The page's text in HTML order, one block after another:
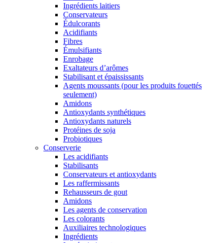
Ingrédients laitiers
Conservateurs
Édulcorants
Acidifiants
Fibres
Émulsifiants
Enrobage
Exaltateurs d’arômes
Stabilisant et épaississants
Agents moussants (pour les produits fouettés
seulement)
Amidons
Antioxydants synthétiques
Antioxydants naturels
Protéines de soja
Probiotiques
Conserverie
Les acidifiants
Stabilisants
Conservateurs et antioxydants
Les raffermissants
Rehausseurs de gout
Amidons
Les agents de conservation
Les colorants
Auxiliaires technologiques
Ingrédients